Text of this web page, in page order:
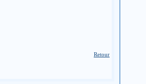
Retour